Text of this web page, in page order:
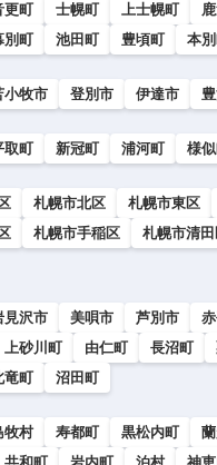
更町 士幌町 上士幌町
別町 池田町 豊頃町 本
小牧市 登別市 伊達市
取町 新冠町 浦河町 様
札幌市北区 札幌市東区
札幌市手稲区 札幌市清
見沢市 美唄市 芦別市
上砂川町 由仁町 長沼町
竜町 沼田町
牧村 寿都町 黒松内町